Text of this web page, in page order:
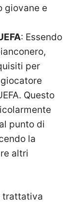
giovane e
: Essendo
per
Questo
punto di
la
altri
trattativa